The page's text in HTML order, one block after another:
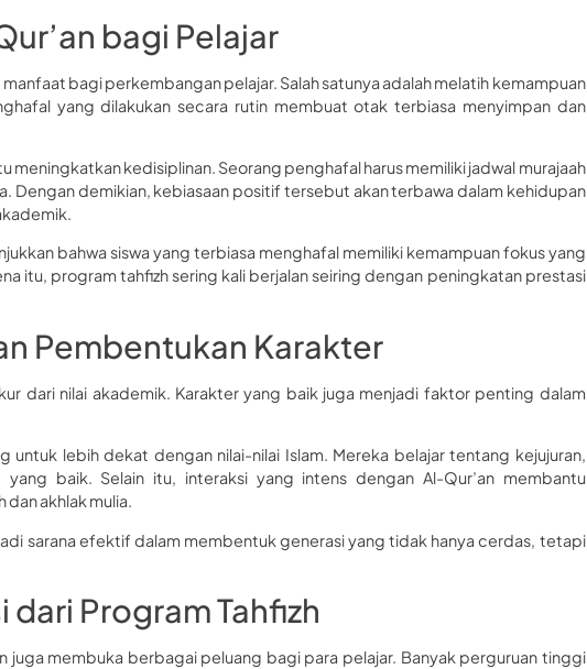
bagi Pelajar
bagi perkembangan pelajar. Salah satunya adalah melatih kemampuan
yang dilakukan secara rutin membuat otak terbiasa menyimpan dan
meningkatkan kedisiplinan. Seorang penghafal harus memiliki jadwal murajaah
Dengan demikian, kebiasaan positif tersebut akan terbawa dalam kehidupan
bahwa siswa yang terbiasa menghafal memiliki kemampuan fokus yang
itu, program tahfizh sering kali berjalan seiring dengan peningkatan prestasi
Pembentukan Karakter
dari nilai akademik. Karakter yang baik juga menjadi faktor penting dalam
untuk lebih dekat dengan nilai-nilai Islam. Mereka belajar tentang kejujuran,
baik. Selain itu, interaksi yang intens dengan Al-Qur’an membantu
akhlak mulia.
sarana efektif dalam membentuk generasi yang tidak hanya cerdas, tetapi
Program Tahfizh
juga membuka berbagai peluang bagi para pelajar. Banyak perguruan tinggi